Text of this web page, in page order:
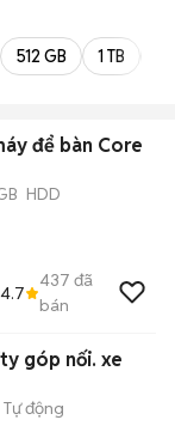
512 GB 1 TB
để bàn Core
HDD
4.7
437 đã
bán
góp nối. xe
Tự động